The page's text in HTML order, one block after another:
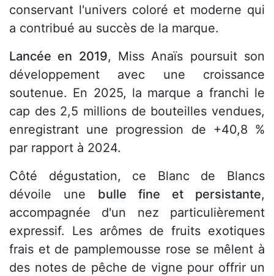
conservant l'univers coloré et moderne qui
a contribué au succès de la marque.
Lancée en 2019, Miss Anaïs poursuit son
développement avec une croissance
soutenue. En 2025, la marque a franchi le
cap des 2,5 millions de bouteilles vendues,
enregistrant une progression de +40,8 %
par rapport à 2024.
Côté dégustation, ce Blanc de Blancs
dévoile une bulle fine et persistante,
accompagnée d'un nez particulièrement
expressif. Les arômes de fruits exotiques
frais et de pamplemousse rose se mêlent à
des notes de pêche de vigne pour offrir un